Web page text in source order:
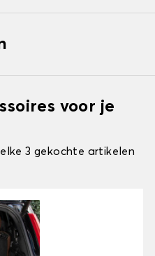
voor je
3 gekochte artikelen